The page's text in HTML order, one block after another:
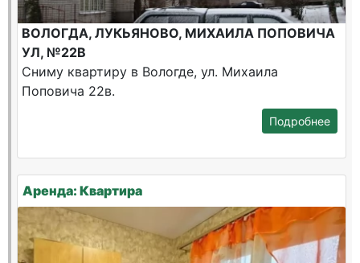
ВОЛОГДА, ЛУКЬЯНОВО, МИХАИЛА ПОПОВИЧА
УЛ, №22В
Сниму квартиру в Вологде, ул. Михаила
Поповича 22в.
Подробнее
Аренда: Квартира